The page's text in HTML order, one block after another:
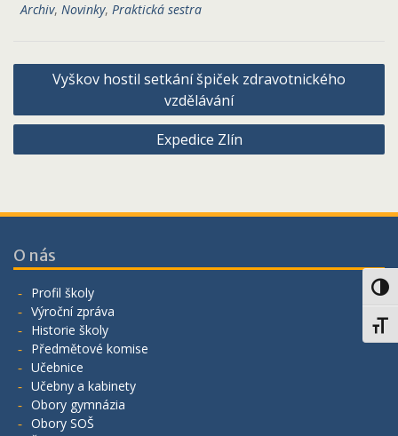
Archiv, Novinky, Praktická sestra
Navigace
příspěvek
Vyškov hostil setkání špiček zdravotnického
vzdělávání
Expedice Zlín
O nás
Profil školy
Výroční zpráva
Historie školy
Předmětové komise
Učebnice
Učebny a kabinety
Obory gymnázia
Obory SOŠ